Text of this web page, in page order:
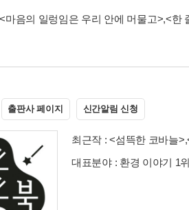
<마음의 일렁임은 우리 안에 머물고>,<한
출판사 페이지 신간알림 신청
최근작 :<섬뜩한 코바늘>,
대표분야 : 환경 이야기 1